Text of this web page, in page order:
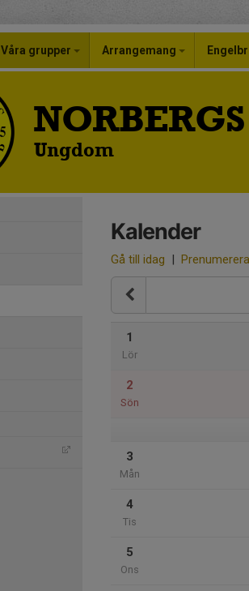
Våra grupper Arrangemang
Ungdom
Kalender
Gå till idag | Prenumerera
1
Lör
2
Sön
3
Mån
4
Tis
5
Ons